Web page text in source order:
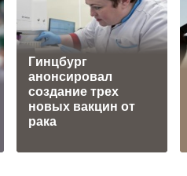
Гинцбург
анонсировал
создание трех
новых вакцин от
рака